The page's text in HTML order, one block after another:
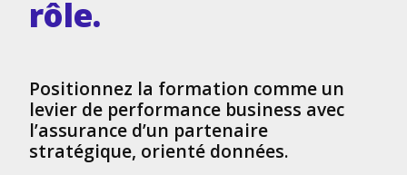
rôle.
Positionnez la formation comme un
levier de performance business avec
l’assurance d’un partenaire
stratégique, orienté données.